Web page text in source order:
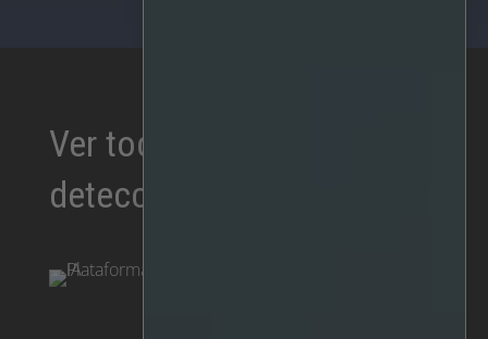
Ver todas nuestras
detecciones